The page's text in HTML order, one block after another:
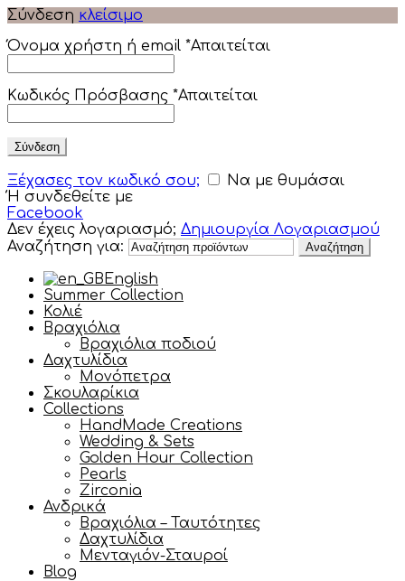
Σύνδεση κλείσιμο
Όνομα χρήστη ή email *Απαιτείται
Κωδικός Πρόσβασης *Απαιτείται
Σύνδεση
Ξέχασες τον κωδικό σου;
Να με θυμάσαι
Ή συνδεθείτε με
Facebook
Δεν έχεις λογαριασμό; Δημιουργία Λογαριασμού
Αναζήτηση για:
Αναζήτηση
English
Summer Collection
Κολιέ
Βραχιόλια
Βραχιόλια ποδιού
Δαχτυλίδια
Μονόπετρα
Σκουλαρίκια
Collections
HandMade Creations
Wedding & Sets
Golden Hour Collection
Pearls
Zirconia
Ανδρικά
Βραχιόλια – Ταυτότητες
Δαχτυλίδια
Μενταγιόν-Σταυροί
Blog